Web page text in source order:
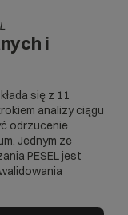
i
się z 11
analizy ciągu
odrzucenie
Jednym ze
PESEL jest